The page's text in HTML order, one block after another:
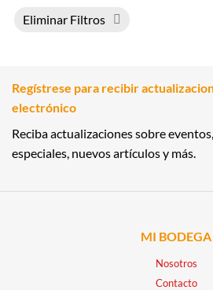
Eliminar Filtros
Regístrese para recibir
electrónico
Reciba actualizaciones sobre
especiales, nuevos artículos y más.
MI BODEGA
Nosotros
Contacto